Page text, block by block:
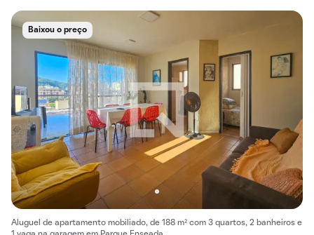
Baixou o preço
Aluguel de apartamento mobiliado, de 188 m² com 3 quartos, 2 banheiros e